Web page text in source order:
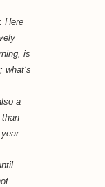
. Here
is
what’s
a
than
—